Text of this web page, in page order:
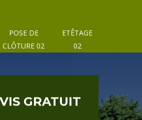
POSE DE
CLÔTURE 02
ETÊTAGE
02
GRATUIT